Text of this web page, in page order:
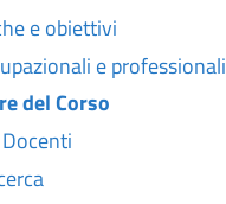
e obiettivi
e professionali
del Corso